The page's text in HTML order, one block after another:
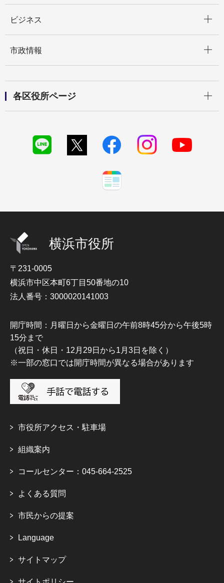
ビジネス
市政情報
各区役所ページ
横浜市役所
〒231-0005
横浜市中区本町6丁目50番地の10
法人番号：3000020141003
開庁時間：月曜日から金曜日の午前8時45分から午後5時
15分まで
（祝日・休日・12月29日から1月3日を除く）
※一部の窓口では開庁時間が異なる場合があります
市役所アクセス・駐車場
組織案内
コールセンター：045-664-2525
よくある質問
市民からの提案
Language
サイトマップ